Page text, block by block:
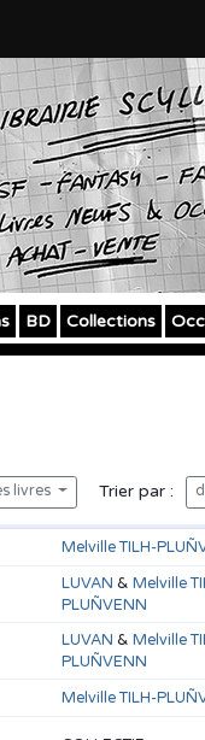
BD Collections
livres Trier par :
Melville TILH-
LUVAN & Melville
PLUÑVENN
LUVAN & Melville
PLUÑVENN
Melville TILH-